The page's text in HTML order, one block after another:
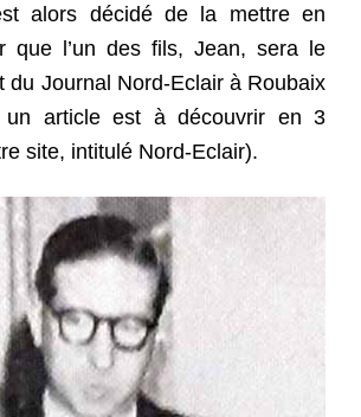
alors décidé de la mettre en
que l’un des fils, Jean, sera le
du Journal Nord-Eclair à Roubaix
article est à découvrir en 3
site, intitulé Nord-Eclair).